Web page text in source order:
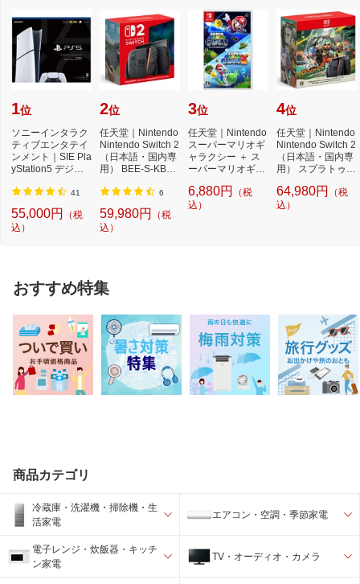
1位
ソニーインタラク
ティブエンタテイ
ンメント｜SIE Pla
yStation5 デジタ
41
55,000円
（税
込）
2位
任天堂｜Nintendo
Nintendo Switch 2
（日本語・国内専
用） BEE-S-KB6C
6
59,980円
（税
込）
3位
任天堂｜Nintendo
スーパーマリオギ
ャラクシー ＋ ス
ーパーマリオギャ
6,880円
（税
込）
4位
任天堂｜Nintendo
Nintendo Switch 2
（日本語・国内専
用） スプラトゥー
64,980円
（税
込）
おすすめ特集
商品カテゴリ
冷蔵庫・洗濯機・掃除機・生
活家電
エアコン・空調・季節家電
電子レンジ・炊飯器・キッチ
ン家電
TV・オーディオ・カメラ